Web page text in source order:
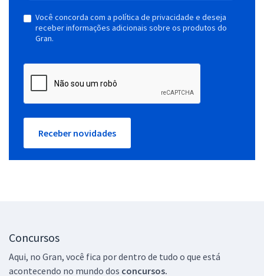
Você concorda com a política de privacidade e deseja
receber informações adicionais sobre os produtos do
Gran.
Receber novidades
Concursos
Aqui, no Gran, você fica por dentro de tudo o que está
acontecendo no mundo dos concursos.